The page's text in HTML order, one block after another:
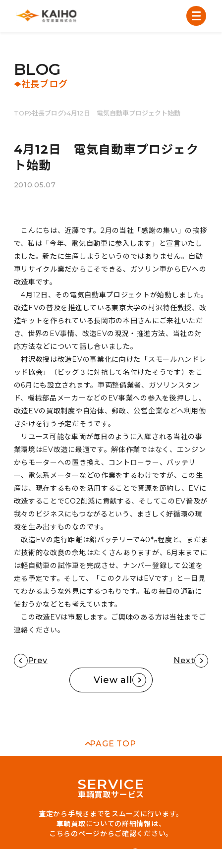
BLOG
社長ブログ
TOP 社長ブログ 4月12日 電気自動車プロジェクト始動
4月12日 電気自動車プロジェク
ト始動
2010.05.07
こんにちは、近藤です。2月の当社「感謝の集い」の挨拶
で、私は「今年、電気自動車に参入します」と宣言いたし
ました。新たに生産しようというのではありません。自動
車リサイクル業だからこそできる、ガソリン車からEVへの
改造車です。
4月12日、その電気自動車プロジェクトが始動しました。
改造EVの普及を推進している東京大学の村沢特任教授、改
造キットを作られている長岡市の本田さんにご来社いただ
き、世界のEV事情、改造EVの現況・推進方法、当社の対
応方法などについて話し合いました。
村沢教授は改造EVの事業化に向けた「スモールハンドレ
ッド協会」（ビッグ３に対抗して名付けたそうです）をこ
の6月にも設立されます。車両整備業者、ガソリンスタン
ド、機械部品メーカーなどのEV事業への参入を後押しし、
改造EVの買取制度や自治体、郵政、公営企業などへ利用働
き掛けを行う予定だそうです。
リユース可能な車両が毎日のように入庫される当社の事
業環境はEV改造に最適です。解体作業ではなく、エンジン
からモーターへの置き換え、コントローラー、バッテリ
ー、電気系メーターなどの作業をするわけですが、この生
産は、現存するものを活用することで資源を節約し、EVに
改造することでCO2削減に貢献する、そしてこのEV普及が
我々のビジネスにもつながるという、まさしく好循環の環
境を生み出すものなのです。
改造EVの走行距離は鉛バッテリーで40㌔程度と、まだま
だ技術的な改良の余地はたくさんありますが、6月末までに
は軽自動車の試作車を完成させ、ナンバー登録して公道を
走る予定です。そして、「このクルマはEVです」と一目見
てわかるような外見にするつもりです。私の毎日の通勤に
使おうかなどとも考えています。
この改造EVは市販します。ご興味のある方は当社までご
連絡ください。
Prev Next
View all
PAGE TOP
SERVICE
車輌買取サービス
査定から手続きまでをスムーズに行います。
車輌買取についての詳細情報は、
こちらのページからご確認ください。